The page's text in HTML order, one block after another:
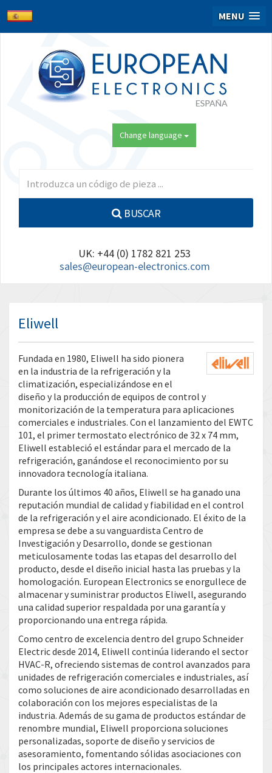
MENU
Change language
BUSCAR
UK: +44 (0) 1782 821 253
sales@european-electronics.com
Eliwell
Fundada en 1980, Eliwell ha sido pionera
en la industria de la refrigeración y la
climatización, especializándose en el
diseño y la producción de equipos de control y
monitorización de la temperatura para aplicaciones
comerciales e industriales. Con el lanzamiento del EWTC
101, el primer termostato electrónico de 32 x 74 mm,
Eliwell estableció el estándar para el mercado de la
refrigeración, ganándose el reconocimiento por su
innovadora tecnología italiana.
Durante los últimos 40 años, Eliwell se ha ganado una
reputación mundial de calidad y fiabilidad en el control
de la refrigeración y el aire acondicionado. El éxito de la
empresa se debe a su vanguardista Centro de
Investigación y Desarrollo, donde se gestionan
meticulosamente todas las etapas del desarrollo del
producto, desde el diseño inicial hasta las pruebas y la
homologación. European Electronics se enorgullece de
almacenar y suministrar productos Eliwell, asegurando
una calidad superior respaldada por una garantía y
proporcionando una entrega rápida.
Como centro de excelencia dentro del grupo Schneider
Electric desde 2014, Eliwell continúa liderando el sector
HVAC-R, ofreciendo sistemas de control avanzados para
unidades de refrigeración comerciales e industriales, así
como soluciones de aire acondicionado desarrolladas en
colaboración con los mejores especialistas de la
industria. Además de su gama de productos estándar de
renombre mundial, Eliwell proporciona soluciones
personalizadas, soporte de diseño y servicios de
asesoramiento, fomentando sólidas asociaciones con
los principales actores internacionales.